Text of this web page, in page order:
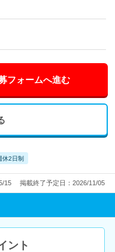
フォームへ進む
休2日制
15 掲載終了予定日：2026/11/05
ント